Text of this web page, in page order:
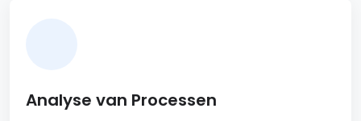
Analyse van Processen